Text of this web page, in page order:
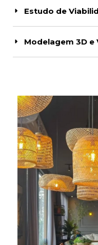
Estudo de
Modelagem 3D e